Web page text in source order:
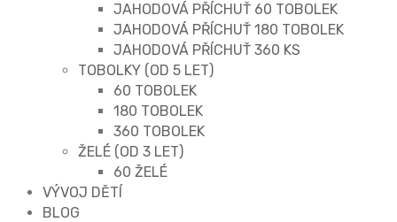
JAHODOVÁ PŘÍCHUŤ 60 TOBOLEK
JAHODOVÁ PŘÍCHUŤ 180 TOBOLEK
JAHODOVÁ PŘÍCHUŤ 360 KS
TOBOLKY (OD 5 LET)
60 TOBOLEK
180 TOBOLEK
360 TOBOLEK
ŽELÉ (OD 3 LET)
60 ŽELÉ
VÝVOJ DĚTÍ
BLOG